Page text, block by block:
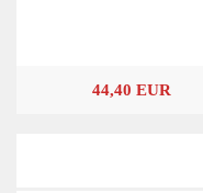
44,40 EUR